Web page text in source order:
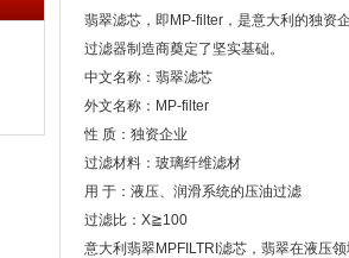
翡翠滤芯，即MP-filter，是意大利的独资
过滤器制造商奠定了坚实基础。
中文名称：翡翠滤芯
外文名称：MP-filter
性 质：独资企业
过滤材料：玻璃纤维滤材
用 于：液压、润滑系统的压油过滤
过滤比：X≧100
意大利翡翠MPFILTRI滤芯，翡翠在液压